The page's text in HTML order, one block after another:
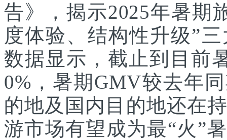
告》，揭示2025年暑期
度体验、结构性升级”
数据显示，截止到目前
0%，暑期GMV较去年
的地及国内目的地还在
游市场有望成为最“火”